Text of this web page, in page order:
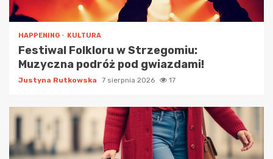
HAPPENING KULTURA
Festiwal Folkloru w Strzegomiu:
Muzyczna podróż pod gwiazdami!
Justyna Rutkowska 7 sierpnia 2026 17